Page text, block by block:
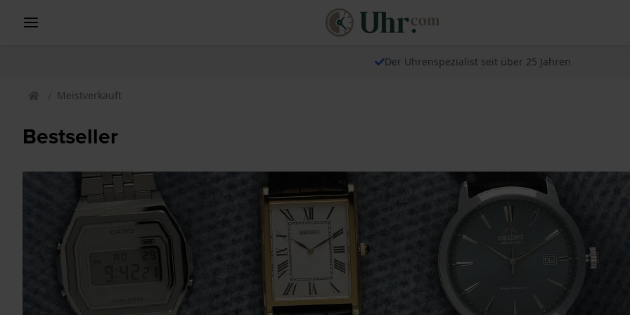
Der Uhrenspezialist seit über 25 Jahren
Meistverkauft
Bestseller